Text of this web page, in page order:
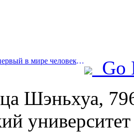
Prev:Представлен первый в мире человекоподобный робот, ориентированный на обслуживание в сфере общественного питания в различных сценариях.
Go
Шэньхуа,
университет